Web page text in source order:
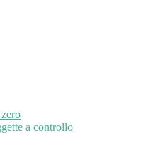
a controllo